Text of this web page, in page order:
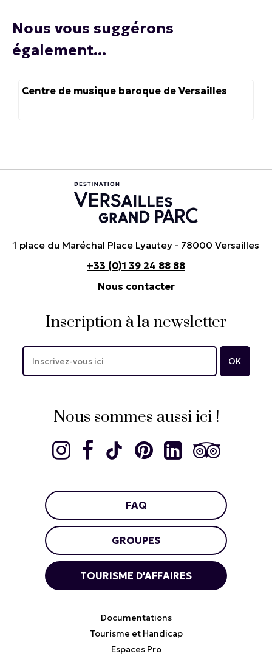
Nous vous suggérons
également...
Centre de musique baroque de Versailles
1 place du Maréchal Place Lyautey - 78000 Versailles
+33 (0)1 39 24 88 88
Nous contacter
Inscription à la newsletter
Nous sommes aussi ici !
FAQ
GROUPES
TOURISME D'AFFAIRES
Documentations
Tourisme et Handicap
Espaces Pro